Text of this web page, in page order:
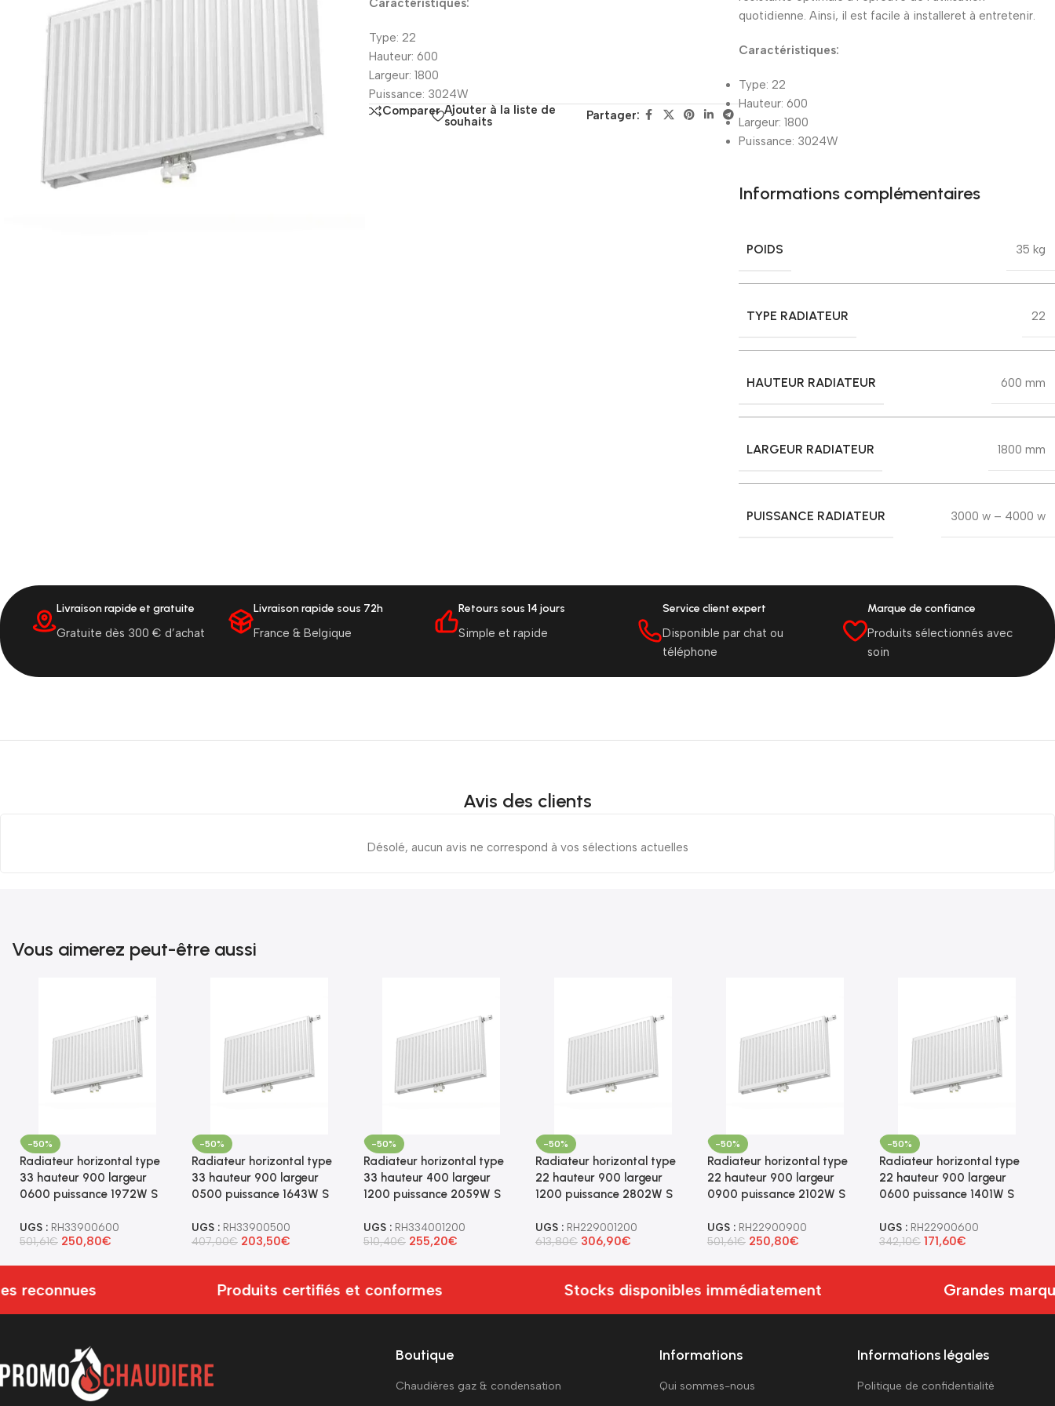
Caractéristiques:
Type: 22
Hauteur: 600
Largeur: 1800
Puissance: 3024W
Comparer Ajouter à la liste de
souhaits
Partager:
quotidienne. Ainsi, il est facile à installeret à entretenir.
Caractéristiques:
Type: 22
Hauteur: 600
Largeur: 1800
Puissance: 3024W
Informations complémentaires
POIDS 35 kg
TYPE RADIATEUR 22
HAUTEUR RADIATEUR 600 mm
LARGEUR RADIATEUR 1800 mm
PUISSANCE RADIATEUR 3000 w – 4000 w
Livraison rapide et gratuite
Gratuite dès 300 € d’achat
Livraison rapide sous 72h
France & Belgique
Retours sous 14 jours
Simple et rapide
Service client expert
Disponible par chat ou
téléphone
Marque de confiance
Produits sélectionnés avec
soin
Avis des clients
Désolé, aucun avis ne correspond à vos sélections actuelles
Vous aimerez peut-être aussi
-50%
Radiateur horizontal type
33 hauteur 900 largeur
0600 puissance 1972W S
UGS : RH33900600
501,61€ 250,80€
-50%
Radiateur horizontal type
33 hauteur 900 largeur
0500 puissance 1643W S
UGS : RH33900500
407,00€ 203,50€
-50%
Radiateur horizontal type
33 hauteur 400 largeur
1200 puissance 2059W S
UGS : RH334001200
510,40€ 255,20€
-50%
Radiateur horizontal type
22 hauteur 900 largeur
1200 puissance 2802W S
UGS : RH229001200
613,80€ 306,90€
-50%
Radiateur horizontal type
22 hauteur 900 largeur
0900 puissance 2102W S
UGS : RH22900900
501,61€ 250,80€
-50%
Radiateur horizontal type
22 hauteur 900 largeur
0600 puissance 1401W S
UGS : RH22900600
342,10€ 171,60€
reconnues Produits certifiés et conformes Stocks disponibles immédiatement Grandes
Boutique
Chaudières gaz & condensation
Informations
Qui sommes-nous
Informations légales
Politique de confidentialité